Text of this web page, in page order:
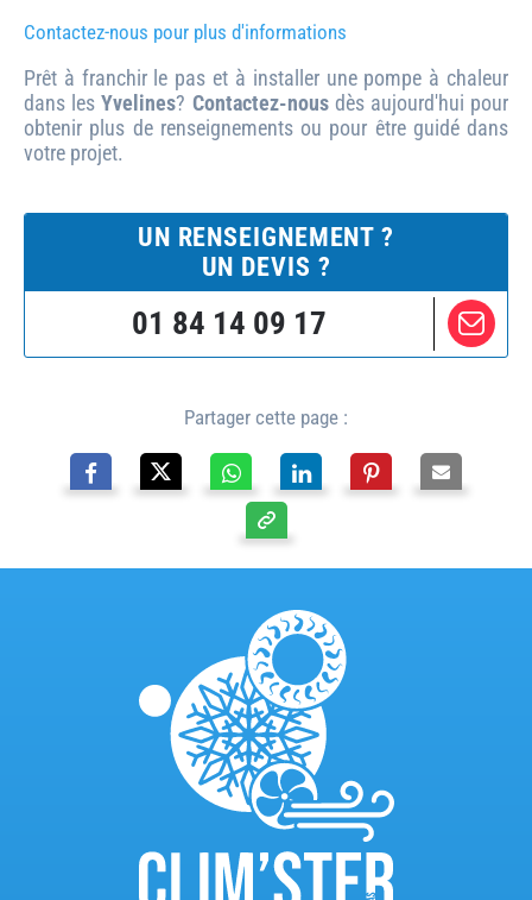
Contactez-nous pour plus d'informations
Prêt à franchir le pas et à installer une pompe à chaleur
dans lesYvelines? Contactez-nousdès aujourd'hui pour
obtenir plus de renseignements ou pour être guidé dans
votre projet.
UN RENSEIGNEMENT ?
UN DEVIS ?
01 84 14 09 17
Partager cette page :